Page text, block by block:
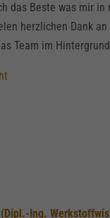
das Beste was mir in
herzlichen Dank
Team im
Ing.